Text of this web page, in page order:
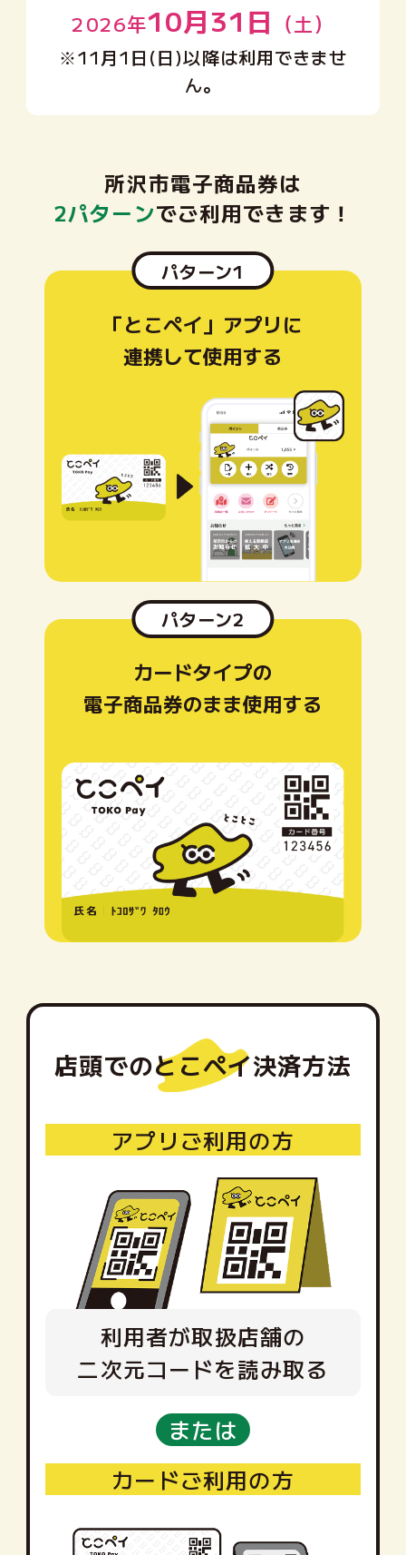
2026年10月31日 （土）
※11月1日(日)以降は利用できませ
ん。
所沢市電子商品券は
2パターンでご利用できます！
パターン1
「とこペイ」アプリに
連携して使用する
パターン2
カードタイプの
電子商品券のまま使用する
画面の案内に従って金額を入力し、決済を
店頭でのとこペイ決済方法
アプリご利用の方
利用者が取扱店舗の
二次元コードを読み取る
または
カードご利用の方